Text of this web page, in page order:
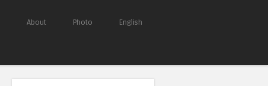
About Photo English